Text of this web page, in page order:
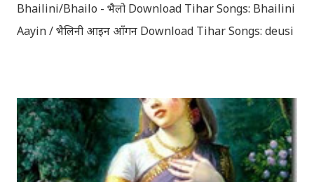
Bhailini/Bhailo - भैलो Download Tihar Songs: Bhailini
Aayin / भैलिनी आइन आँगन Download Tihar Songs: deusi
Songs: diyo baali sanjh ko / दियो बाली साँझ को
Download: Tihar Dhun (Deusi,Bhailo)/ तिहार धुन(देउसी
भैलो)- सुरसुधा नोट: यी अपलोड गरिएका गितसंगितहरु व्यावसायिक
प्रायोजनको लागि प्रयोग नगर्न आग्रह गर्दछौँ । इन्टरनेटमा भेटिएका